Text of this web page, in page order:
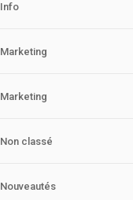
Info
Marketing
Marketing
Non classé
Nouveautés